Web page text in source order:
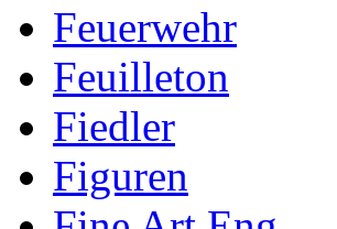
Feuerwehr
Feuilleton
Fiedler
Figuren